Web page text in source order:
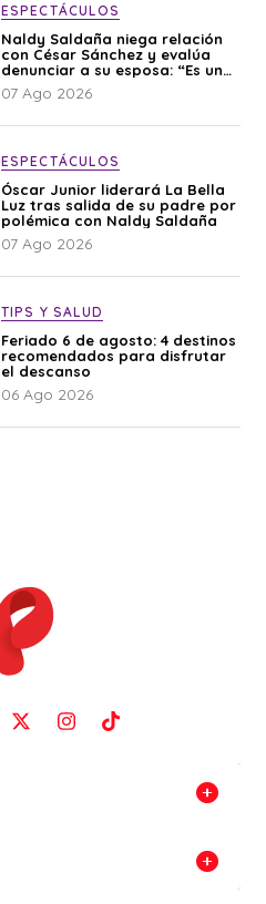
ESPECTÁCULOS
Naldy Saldaña niega relación
con César Sánchez y evalúa
denunciar a su esposa: “Es una
difamación”
07 Ago 2026
ESPECTÁCULOS
Óscar Junior liderará La Bella
Luz tras salida de su padre por
polémica con Naldy Saldaña
07 Ago 2026
TIPS Y SALUD
Feriado 6 de agosto: 4 destinos
recomendados para disfrutar
el descanso
06 Ago 2026